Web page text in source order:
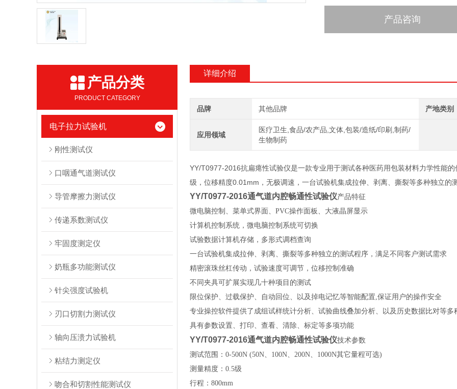
产品咨询
产品分类
PRODUCT CATEGORY
电子拉力试验机
刚性测试仪
口咽通气道测试仪
导管摩擦力测试仪
传递系数测试仪
牢固度测定仪
奶瓶多功能测试仪
针尖强度试验机
刃口切割力测试仪
轴向压溃力试验机
粘结力测定仪
吻合和切割性能测试仪
详细介绍
品牌 其他品牌 产地类别
应用领域
医疗卫生,食品/农产品,文体,包装/造纸/印刷,制药/
生物制药
YY/T0977-2016抗扁瘪性试验仪是一款专业用于测试各种医药用包装材料力学性能
级，位移精度0.01mm，无极调速，一台试验机集成拉伸、剥离、撕裂等多种独立的
YY/T0977-2016通气道内腔畅通性试验仪产品特征
微电脑控制、菜单式界面、PVC操作面板、大液晶屏显示
计算机控制系统，微电脑控制系统可切换
试验数据计算机存储，多形式调档查询
一台试验机集成拉伸、剥离、撕裂等多种独立的测试程序， 满足不同客户测试需求
精密滚珠丝杠传动，试验速度可调节，位移控制准确
不同夹具可扩展实现几十种项目的测试
限位保护、过载保护、自动回位、以及掉电记忆等智能配置,保证用户的操作安全
专业操控软件提供了成组试样统计分析、试验曲线叠加分析、以及历史数据比对等多
具有参数设置、打印、查看、清除、标定等多项功能
YY/T0977-2016通气道内腔畅通性试验仪技术参数
测试范围：0-500N (50N、 100N、 200N、1000N其它量程可选)
测量精度： 0.5级
行程： 800mm